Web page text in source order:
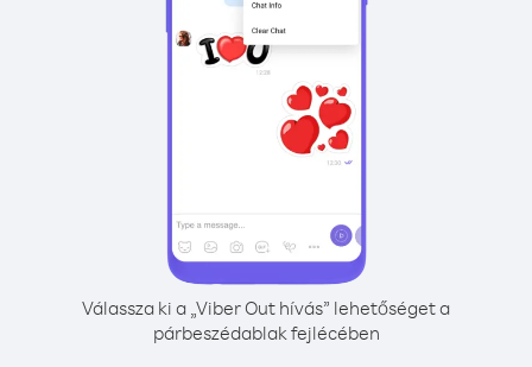
Válassza ki a „Viber Out hívás” lehetőséget a
párbeszédablak fejlécében